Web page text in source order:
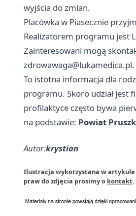
wyjścia do zmian.
Placówka w Piasecznie
Realizatorem programu jest
Zainteresowani mogą
zdrowawaga@lukamedica.pl.
To istotna informacja dla
programu. Skoro udział jest
profilaktyce często bywa
na podstawie: Powiat
Autor:krystian
Ilustracja wykorzystana w artykule
praw do zdjęcia prosimy o kontakt.